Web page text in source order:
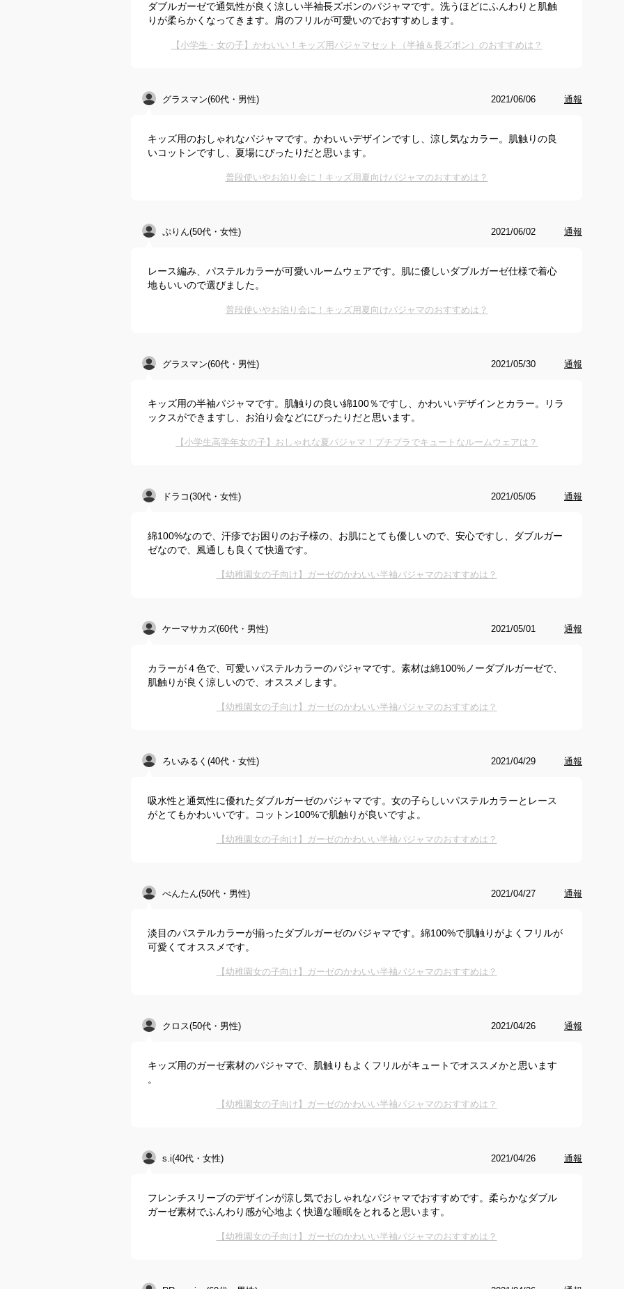
ダブルガーゼで通気性が良く涼しい半袖長ズボンのパジャマです。洗うほどにふんわりと肌触
りが柔らかくなってきます。肩のフリルが可愛いのでおすすめします。
【小学生・女の子】かわいい！キッズ用パジャマセット（半袖＆長ズボン）のおすすめは？
グラスマン(60代・男性) 2021/06/06 通報
キッズ用のおしゃれなパジャマです。かわいいデザインですし、涼し気なカラー。肌触りの良
いコットンですし、夏場にぴったりだと思います。
普段使いやお泊り会に！キッズ用夏向けパジャマのおすすめは？
ぷりん(50代・女性) 2021/06/02 通報
レース編み、パステルカラーが可愛いルームウェアです。肌に優しいダブルガーゼ仕様で着心
地もいいので選びました。
普段使いやお泊り会に！キッズ用夏向けパジャマのおすすめは？
グラスマン(60代・男性) 2021/05/30 通報
キッズ用の半袖パジャマです。肌触りの良い綿100％ですし、かわいいデザインとカラー。リラ
ックスができますし、お泊り会などにぴったりだと思います。
【小学生高学年女の子】おしゃれな夏パジャマ！プチプラでキュートなルームウェアは？
ドラコ(30代・女性) 2021/05/05 通報
綿100%なので、汗疹でお困りのお子様の、お肌にとても優しいので、安心ですし、ダブルガー
ゼなので、風通しも良くて快適です。
【幼稚園女の子向け】ガーゼのかわいい半袖パジャマのおすすめは？
ケーマサカズ(60代・男性) 2021/05/01 通報
カラーが４色で、可愛いパステルカラーのパジャマです。素材は綿100%ノーダブルガーゼで、
肌触りが良く涼しいので、オススメします。
【幼稚園女の子向け】ガーゼのかわいい半袖パジャマのおすすめは？
ろいみるく(40代・女性) 2021/04/29 通報
吸水性と通気性に優れたダブルガーゼのパジャマです。女の子らしいパステルカラーとレース
がとてもかわいいです。コットン100%で肌触りが良いですよ。
【幼稚園女の子向け】ガーゼのかわいい半袖パジャマのおすすめは？
べんたん(50代・男性) 2021/04/27 通報
淡目のパステルカラーが揃ったダブルガーゼのパジャマです。綿100%で肌触りがよくフリルが
可愛くてオススメです。
【幼稚園女の子向け】ガーゼのかわいい半袖パジャマのおすすめは？
クロス(50代・男性) 2021/04/26 通報
キッズ用のガーゼ素材のパジャマで、肌触りもよくフリルがキュートでオススメかと思います
。
【幼稚園女の子向け】ガーゼのかわいい半袖パジャマのおすすめは？
s.i(40代・女性) 2021/04/26 通報
フレンチスリーブのデザインが涼し気でおしゃれなパジャマでおすすめです。柔らかなダブル
ガーゼ素材でふんわり感が心地よく快適な睡眠をとれると思います。
【幼稚園女の子向け】ガーゼのかわいい半袖パジャマのおすすめは？